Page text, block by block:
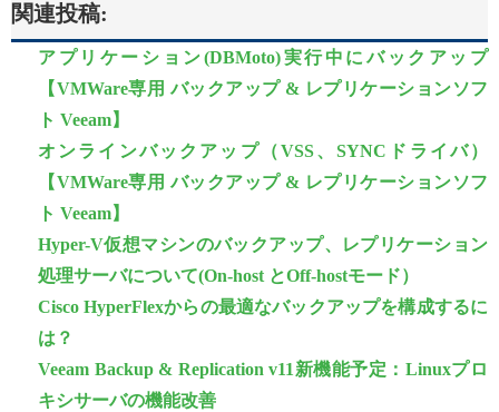
関連投稿:
アプリケーション(DBMoto)実行中にバックアップ
【VMWare専用 バックアップ & レプリケーションソフ
ト Veeam】
オンラインバックアップ（VSS、SYNCドライバ）
【VMWare専用 バックアップ & レプリケーションソフ
ト Veeam】
Hyper-V仮想マシンのバックアップ、レプリケーション
処理サーバについて(On-host とOff-hostモード）
Cisco HyperFlexからの最適なバックアップを構成するに
は？
Veeam Backup & Replication v11新機能予定：Linuxプロ
キシサーバの機能改善